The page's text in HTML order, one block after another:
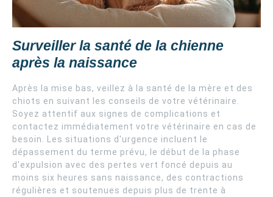
Surveiller la santé de la chienne
après la naissance
Après la mise bas, veillez à la santé de la mère et des
chiots en suivant les conseils de votre vétérinaire.
Soyez attentif aux signes de complications et
contactez immédiatement votre vétérinaire en cas de
besoin. Les situations d'urgence incluent le
dépassement du terme prévu, le début de la phase
d'expulsion avec des pertes vert foncé depuis au
moins six heures sans naissance, des contractions
régulières et soutenues depuis plus de trente à